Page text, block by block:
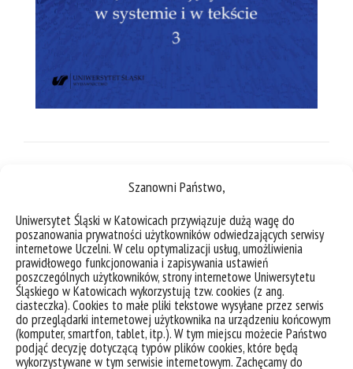
Szanowni Państwo,
Uniwersytet Śląski w Katowicach przywiązuje dużą wagę do
poszanowania prywatności użytkowników odwiedzających serwisy
internetowe Uczelni. W celu optymalizacji usług, umożliwienia
prawidłowego funkcjonowania i zapisywania ustawień
poszczególnych użytkowników, strony internetowe Uniwersytetu
Śląskiego w Katowicach wykorzystują tzw. cookies (z ang.
ciasteczka). Cookies to małe pliki tekstowe wysyłane przez serwis
do przeglądarki internetowej użytkownika na urządzeniu końcowym
(komputer, smartfon, tablet, itp.). W tym miejscu możecie Państwo
podjąć decyzję dotyczącą typów plików cookies, które będą
wykorzystywane w tym serwisie internetowym. Zachęcamy do